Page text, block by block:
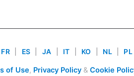
FR ES JA IT KO NL PL
of Use, Privacy Policy& Cookie